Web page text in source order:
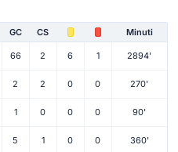
GC CS Minuti
66 2 6 1 2894'
2 2 0 0 270'
1 0 0 0 90'
5 1 0 0 360'